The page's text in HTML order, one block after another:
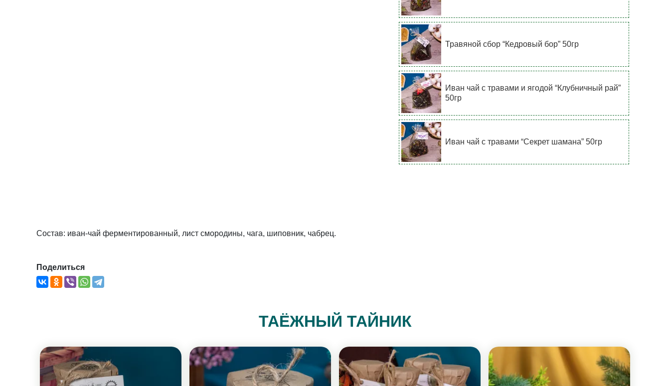
Травяной сбор “Кедровый бор” 50гр
Иван чай с травами и ягодой “Клубничный рай”
50гр
Иван чай с травами “Секрет шамана” 50гр
Состав: иван-чай ферментированный, лист смородины, чага, шиповник, чабрец.
Поделиться
ТАЁЖНЫЙ ТАЙНИК